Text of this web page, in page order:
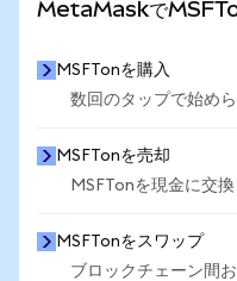
MetaMaskで
MSFTonを購入
数回のタップで始めら
MSFTonを売却
MSFTonを現金に交換
MSFTonをスワップ
ブロックチェーン間